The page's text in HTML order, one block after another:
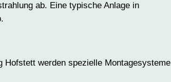
ab. Eine typische Anlage in
Hofstett werden spezielle Montagesysteme